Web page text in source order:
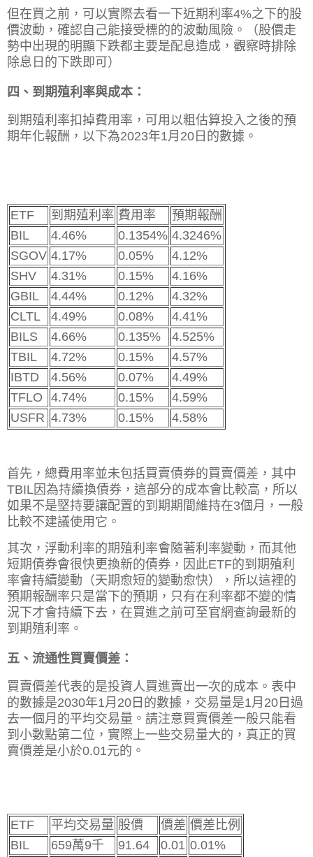
但在買之前，可以實際去看一下近期利率4%之下的股
價波動，確認自己能接受標的的波動風險。（股價走
勢中出現的明顯下跌都主要是配息造成，觀察時排除
除息日的下跌即可）
四、到期殖利率與成本：
到期殖利率扣掉費用率，可用以粗估算投入之後的預
期年化報酬，以下為2023年1月20日的數據。
ETF 到期殖利率 費用率
預期報酬
BIL
4.46% 0.1354% 4.3246%
SGOV 4.17% 0.05%
4.12%
SHV
4.31% 0.15%
4.16%
GBIL
4.44% 0.12%
4.32%
CLTL
4.49% 0.08%
4.41%
BILS
4.66% 0.135%
4.525%
TBIL
4.72% 0.15%
4.57%
IBTD
4.56% 0.07%
4.49%
TFLO
4.74% 0.15%
4.59%
USFR 4.73% 0.15% 4.58%
首先，總費用率並未包括買賣債券的買賣價差，其中
TBIL因為持續換債券，這部分的成本會比較高，所以
如果不是堅持要讓配置的到期期間維持在3個月，一般
比較不建議使用它。
其次，浮動利率的期殖利率會隨著利率變動，而其他
短期債券會很快更換新的債券，因此ETF的到期殖利
率會持續變動（天期愈短的變動愈快），所以這裡的
預期報酬率只是當下的預期，只有在利率都不變的情
況下才會持續下去，在買進之前可至官網查詢最新的
到期殖利率。
五、流通性買賣價差：
買賣價差代表的是投資人買進賣出一次的成本。 表中
的數據是2030年1月20日的數據，交易量是1月20日過
去一個月的平均交易量。請注意買賣價差一般只能看
到小數點第二位，實際上一些交易量大的，真正的買
賣價差是小於0.01元的。
ETF 平均交易量 股價 價差 價差比例
BIL
659萬9千 91.64 0.01 0.01%